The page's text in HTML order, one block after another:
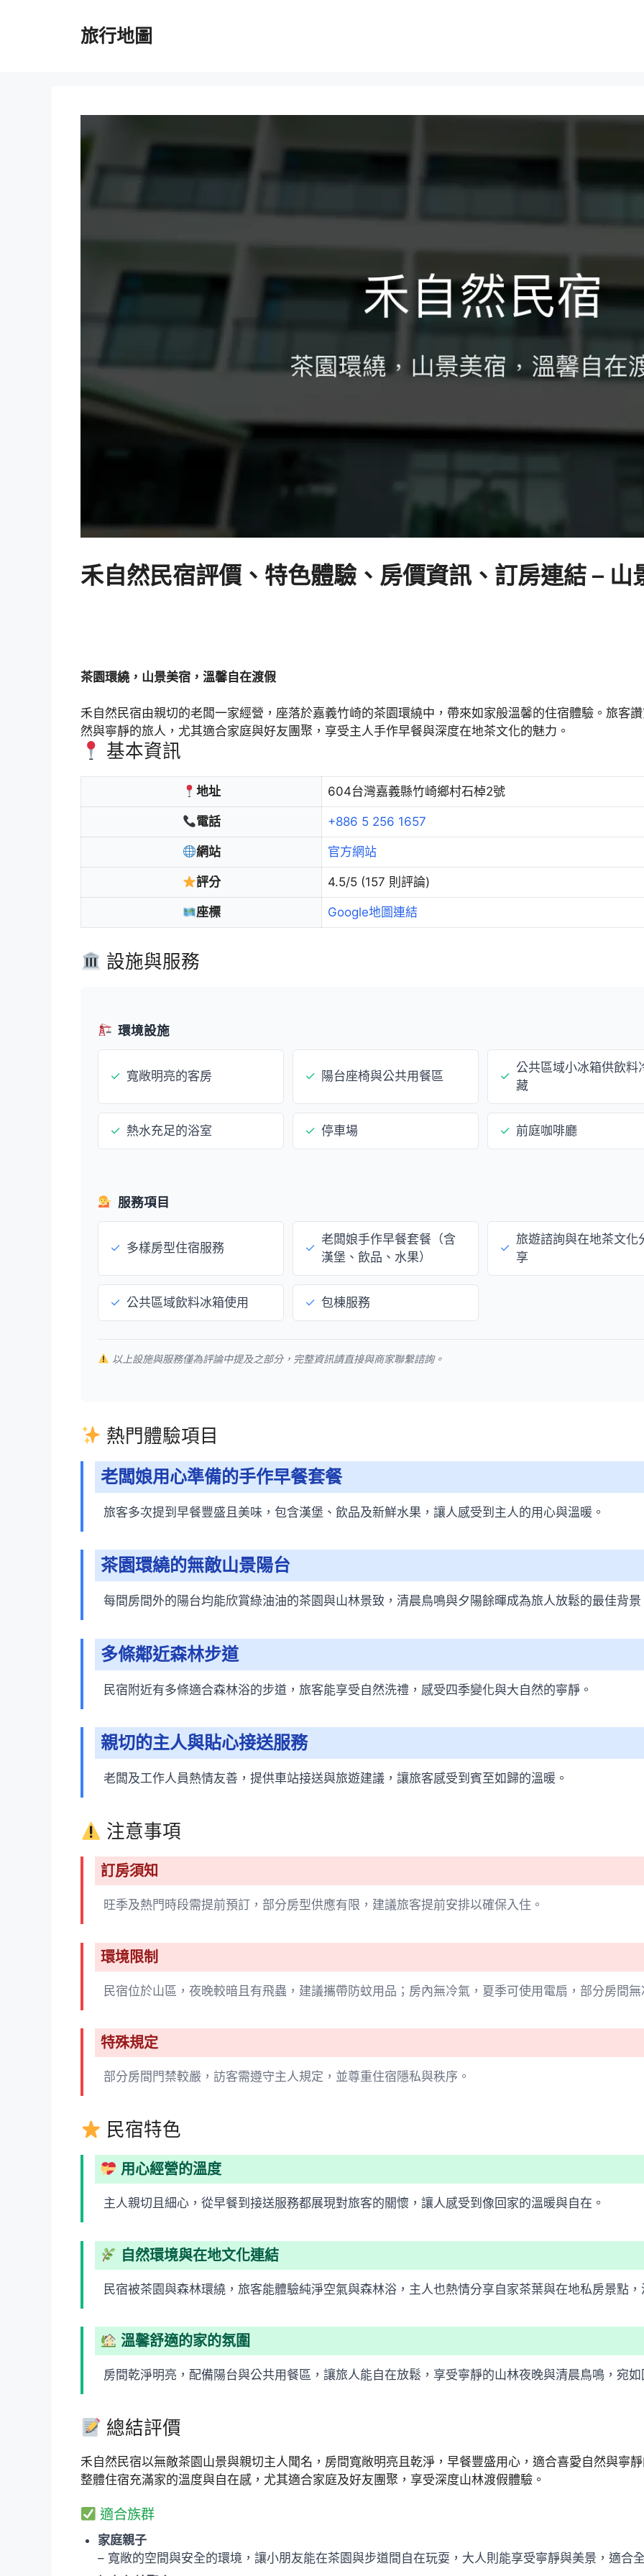
旅行地圖
禾自然民宿評價、特色體驗、房價資訊、訂房連結 – 山
茶園環繞，山景美宿，溫馨自在渡假
禾自然民宿由親切的老闆一家經營，座落於嘉義竹崎的茶園環繞中，帶來如家般溫馨的住宿體驗。旅客
然與寧靜的旅人，尤其適合家庭與好友團聚，享受主人手作早餐與深度在地茶文化的魅力。
基本資訊
地址 604台灣嘉義縣竹崎鄉村石棹2號
電話 +886 5 256 1657
網站 官方網站
評分 4.5/5 (157 則評論)
座標 Google地圖連結
設施與服務
環境設施
✓ 寬敞明亮的客房 ✓ 陽台座椅與公共用餐區 ✓
公共區域小冰箱供飲料
藏
✓ 熱水充足的浴室 ✓ 停車場 ✓ 前庭咖啡廳
服務項目
✓ 多樣房型住宿服務 ✓
老闆娘手作早餐套餐（含
漢堡、飲品、水果）
✓
旅遊諮詢與在地茶文化
享
✓ 公共區域飲料冰箱使用 ✓ 包棟服務
以上設施與服務僅為評論中提及之部分，完整資訊請直接與商家聯繫諮詢。
熱門體驗項目
老闆娘用心準備的手作早餐套餐
旅客多次提到早餐豐盛且美味，包含漢堡、飲品及新鮮水果，讓人感受到主人的用心與溫暖。
茶園環繞的無敵山景陽台
每間房間外的陽台均能欣賞綠油油的茶園與山林景致，清晨鳥鳴與夕陽餘暉成為旅人放鬆的最佳背景
多條鄰近森林步道
民宿附近有多條適合森林浴的步道，旅客能享受自然洗禮，感受四季變化與大自然的寧靜。
親切的主人與貼心接送服務
老闆及工作人員熱情友善，提供車站接送與旅遊建議，讓旅客感受到賓至如歸的溫暖。
注意事項
訂房須知
旺季及熱門時段需提前預訂，部分房型供應有限，建議旅客提前安排以確保入住。
環境限制
民宿位於山區，夜晚較暗且有飛蟲，建議攜帶防蚊用品；房內無冷氣，夏季可使用電扇，部分房間
特殊規定
部分房間門禁較嚴，訪客需遵守主人規定，並尊重住宿隱私與秩序。
民宿特色
用心經營的溫度
主人親切且細心，從早餐到接送服務都展現對旅客的關懷，讓人感受到像回家的溫暖與自在。
自然環境與在地文化連結
民宿被茶園與森林環繞，旅客能體驗純淨空氣與森林浴，主人也熱情分享自家茶葉與在地私房景點
溫馨舒適的家的氛圍
房間乾淨明亮，配備陽台與公共用餐區，讓旅人能自在放鬆，享受寧靜的山林夜晚與清晨鳥鳴，宛
總結評價
禾自然民宿以無敵茶園山景與親切主人聞名，房間寬敞明亮且乾淨，早餐豐盛用心，適合喜愛自然與寧
整體住宿充滿家的溫度與自在感，尤其適合家庭及好友團聚，享受深度山林渡假體驗。
適合族群
家庭親子
– 寬敞的空間與安全的環境，讓小朋友能在茶園與步道間自在玩耍，大人則能享受寧靜與美景，適合